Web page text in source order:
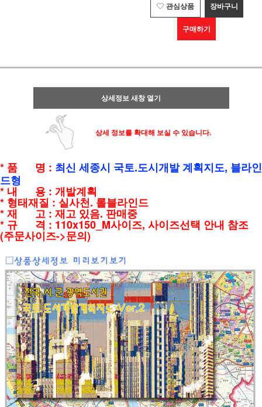
관심상품 장바구니
구매하기
상세정보 새창 열기
상세 정보를 확대해 보실 수 있습니다.
* 품 명 : 최신 세종시 국토.도시개발 계획지도, 블라인
드형
* 내 용 : 개발계획
* 형태재질 : 실사천. 롤블라인드
* 재 고 : 재고 있음. 판매중
* 규 격 : 110x150_M사이즈, 사이즈선택 안내 참조
(주문사이즈->문의)